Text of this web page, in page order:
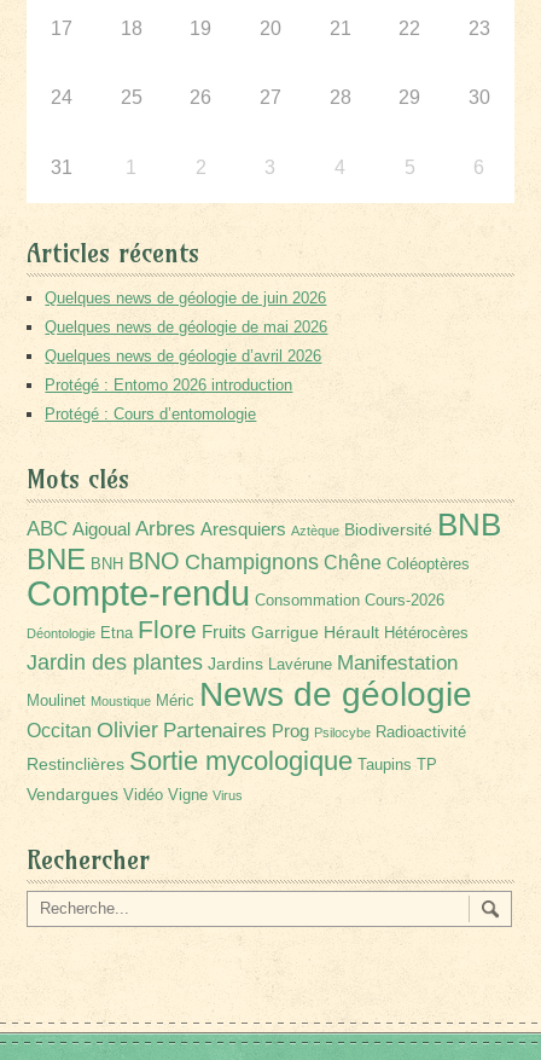
17 18 19 20 21 22 23
24 25 26 27 28 29 30
31 1 2 3 4 5 6
Articles récents
Quelques news de géologie de juin 2026
Quelques news de géologie de mai 2026
Quelques news de géologie d’avril 2026
Protégé : Entomo 2026 introduction
Protégé : Cours d’entomologie
Mots clés
ABC Aigoual Arbres Aresquiers Aztèque Biodiversité BNB
BNE BNH BNO Champignons Chêne Coléoptères
Compte-rendu Consommation Cours-2026
Déontologie Etna Flore Fruits Garrigue Hérault Hétérocères
Jardin des plantes Jardins Lavérune Manifestation
Moulinet Moustique Méric News de géologie
Occitan Olivier Partenaires Prog Psilocybe Radioactivité
Restinclières Sortie mycologique Taupins TP
Vendargues Vidéo Vigne Virus
Rechercher